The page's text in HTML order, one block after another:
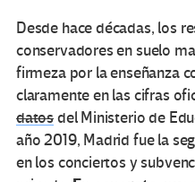
Desde hace décadas, los
conservadores en suelo
firmeza por la enseñanza
claramente en las cifras
datosdel Ministerio de
año 2019, Madrid fue la
en los conciertos y